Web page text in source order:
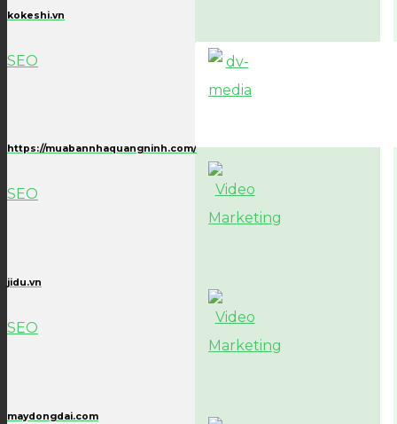
kokeshi.vn
SEO
https://muabannhaquangninh.com/
SEO
jidu.vn
SEO
maydongdai.com